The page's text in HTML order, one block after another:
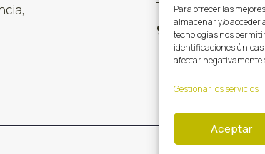
Para ofrecer las
almacenar y/o acceder
tecnologías nos
identificaciones únicas
afectar negativamente
Gestionar los servicios
Aceptar
961 667 879